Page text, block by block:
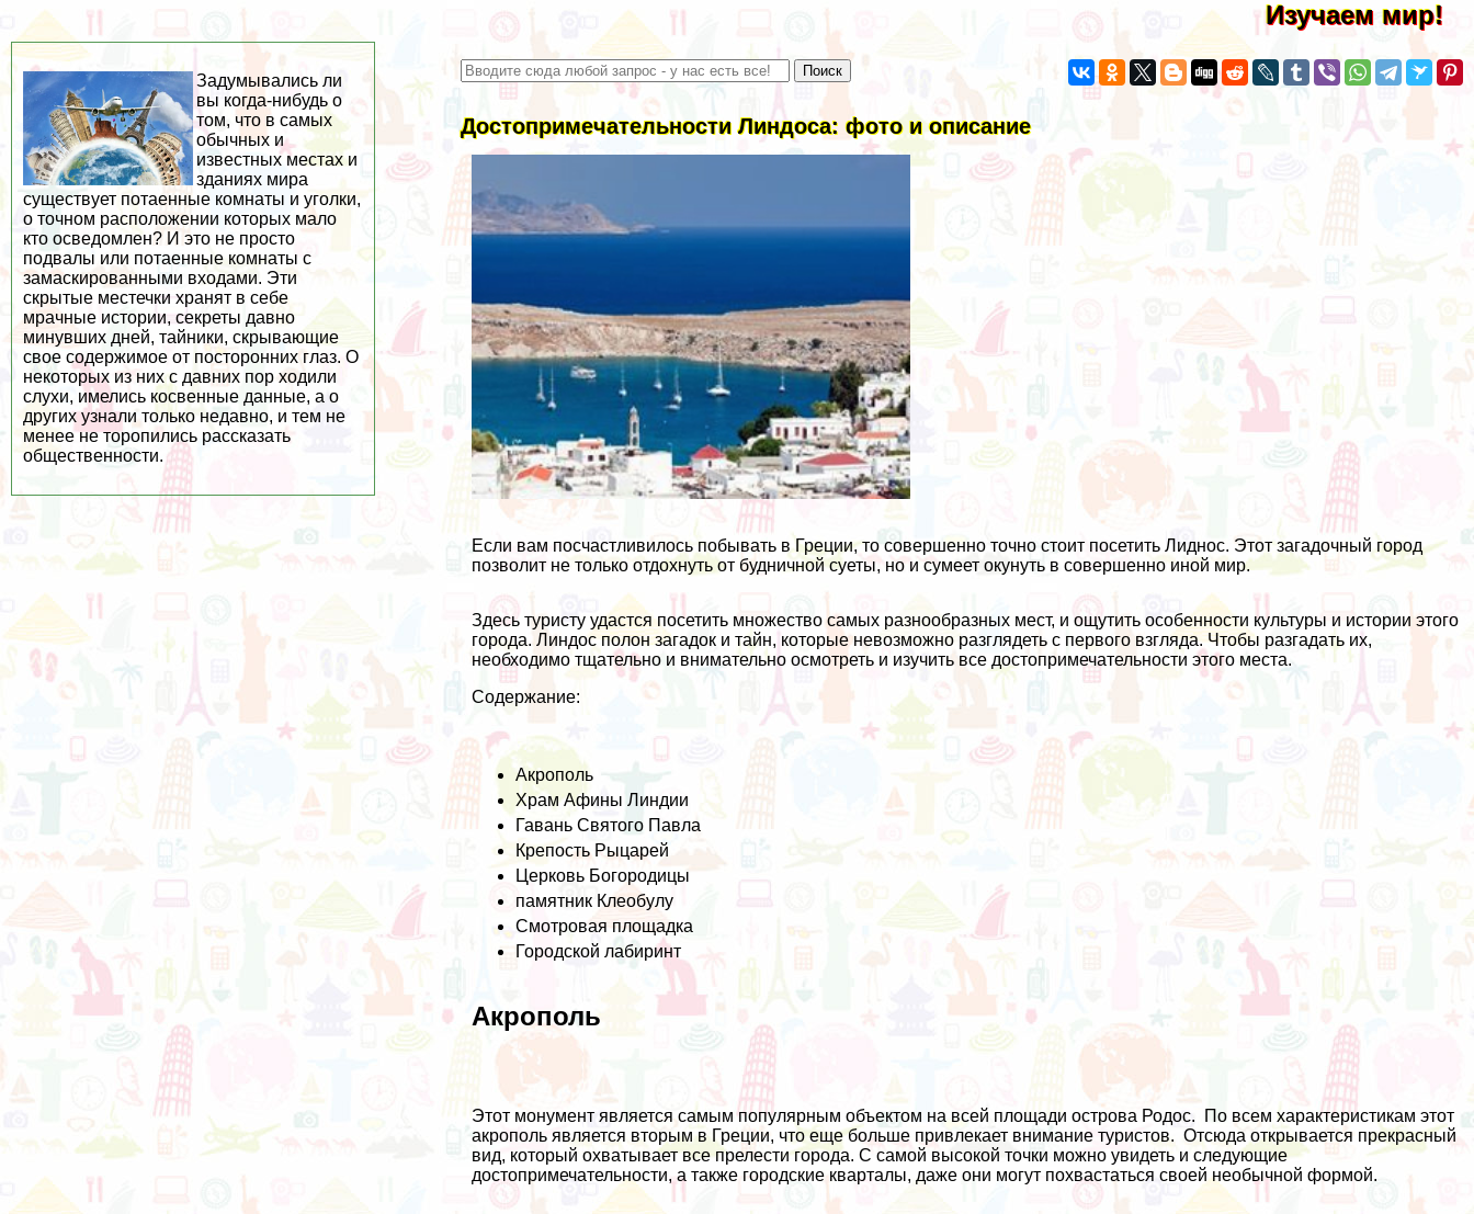
Изучаем мир!
Достопримечательности Линдоса: фото и описание
Если вам посчастливилось побывать в Греции, то совершенно точно стоит посетить Лиднос. Этот загадочный город
позволит не только отдохнуть от будничной суеты, но и сумеет окунуть в совершенно иной мир.
Здесь туристу удастся посетить множество самых разнообразных мест, и ощутить особенности культуры и истории этого
города. Линдос полон загадок и тайн, которые невозможно разглядеть с первого взгляда. Чтобы разгадать их,
необходимо тщательно и внимательно осмотреть и изучить все достопримечательности этого места.
Содержание:
Акрополь
Храм Афины Линдии
Гавань Святого Павла
Крепость Рыцарей
Церковь Богородицы
памятник Клеобулу
Смотровая площадка
Городской лабиринт
Акрополь
Этот монумент является самым популярным объектом на всей площади острова Родос. По всем характеристикам этот
акрополь является вторым в Греции, что еще больше привлекает внимание туристов. Отсюда открывается прекрасный
вид, который охватывает все прелести города. С самой высокой точки можно увидеть и следующие
достопримечательности, а также городские кварталы, даже они могут похвастаться своей необычной формой.
Задумывались ли
вы когда-нибудь о
том, что в самых
обычных и
известных местах и
зданиях мира
существует потаенные комнаты и уголки,
о точном расположении которых мало
кто осведомлен? И это не просто
подвалы или потаенные комнаты с
замаскированными входами. Эти
скрытые местечки хранят в себе
мрачные истории, секреты давно
минувших дней, тайники, скрывающие
свое содержимое от посторонних глаз. О
некоторых из них с давних пор ходили
слухи, имелись косвенные данные, а о
других узнали только недавно, и тем не
менее не торопились рассказать
общественности.